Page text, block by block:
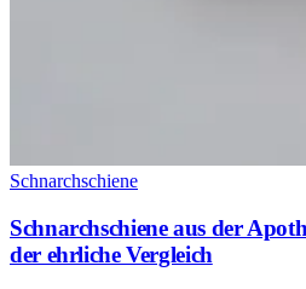
Schnarchschiene
Schnarchschiene aus der
der ehrliche Vergleich